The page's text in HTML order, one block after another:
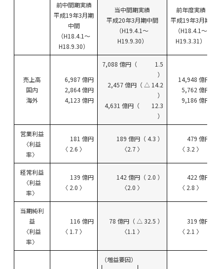
前中間期実績
平成19年3月期
中間
（H18.4.1～
H18.9.30）
当中間期実績
平成20年3月期中間
（H19.4.1～
H19.9.30）
前年度実績
平成19年3月期
（H18.4.1～
H19.3.31）
売上高
国内
海外
6,987 億円
2,864 億円
4,123 億円
7,088 億円（ 1.5
）
2,457 億円（ △ 14.2
）
4,631 億円（ 12.3
）
14,948 億円
5,762 億円
9,186 億円
営業利益
〈利益
率〉
181 億円
〈 2.6 〉
189 億円（ 4.3 ）
〈2.7 〉
479 億円
〈 3.2 〉
経常利益
〈利益
率〉
139 億円
〈 2.0 〉
142 億円（ 2.0 ）
〈2.0 〉
422 億円
〈 2.8 〉
当期純利
益
〈利益
率〉
116 億円
〈 1.7 〉
78 億円（ △ 32.5 ）
〈1.1 〉
319 億円
〈 2.1 〉
（増益要因）